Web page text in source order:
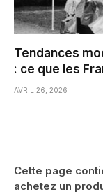
Tendances
: ce que les
AVRIL 26, 2026
Cette page
achetez un